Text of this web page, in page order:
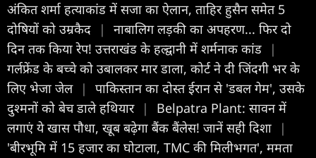
अंकित शर्मा हत्याकांड में सजा का ऐलान, ताहिर हुसैन समेत 5
दोषियों को उम्रकैद
|
नाबालिग लड़की का अपहरण... फिर दो
दिन तक किया रेप! उत्तराखंड के हल्द्वानी में शर्मनाक कांड
|
गर्लफ्रेंड के बच्चे को उबालकर मार डाला, कोर्ट ने दी जिंदगी भर के
लिए भेजा जेल |
पाकिस्तान का दोस्त ईरान से 'डबल गेम', उसके
दुश्मनों को बेच डाले हथियार |
Belpatra Plant: सावन में
लगाएं ये खास पौधा, खूब बढ़ेगा बैंक बैंलेस! जानें सही दिशा
|
'बीरभूमि में 15 हजार का घोटाला, TMC की मिलीभगत', ममता